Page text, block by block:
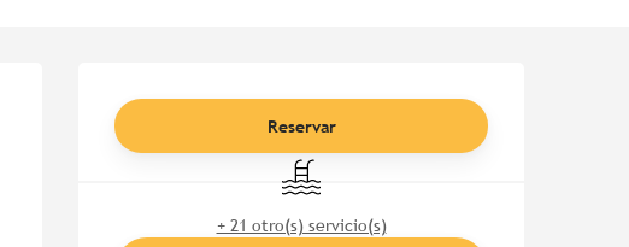
Horarios y datos de
Reservar
Piscina
+ 21 otro(s) servicio(s)